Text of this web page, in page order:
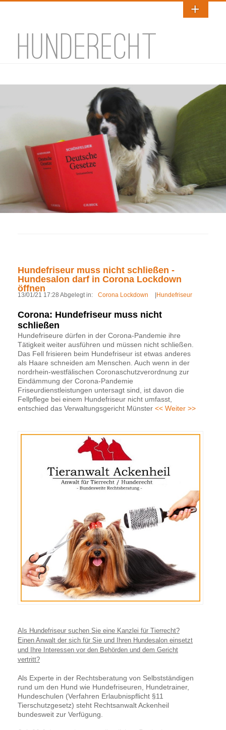
HUNDERECHT
Hundefriseur muss nicht schließen -
Hundesalon darf in Corona Lockdown
öffnen
13/01/21 17:28 Abgelegt in: Corona Lockdown |Hundefriseur
Corona: Hundefriseur muss nicht
schließen
Hundefriseure dürfen in der Corona-Pandemie ihre
Tätigkeit weiter ausführen und müssen nicht schließen.
Das Fell frisieren beim Hundefriseur ist etwas anderes
als Haare schneiden am Menschen. Auch wenn in der
nordrhein-westfälischen Coronaschutzverordnung zur
Eindämmung der Corona-Pandemie
Friseurdienstleistungen untersagt sind, ist davon die
Fellpflege bei einem Hundefriseur nicht umfasst,
entschied das Verwaltungsgericht Münster << Weiter >>
Als Hundefriseur suchen Sie eine Kanzlei für Tierrecht?
Einen Anwalt der sich für Sie und Ihren Hundesalon einsetzt
und Ihre Interessen vor den Behörden und dem Gericht
vertritt?
Als Experte in der Rechtsberatung von Selbstständigen
rund um den Hund wie Hundefriseuren, Hundetrainer,
Hundeschulen (Verfahren Erlaubnispflicht §11
Tierschutzgesetz) steht Rechtsanwalt Ackenheil
bundesweit zur Verfügung.